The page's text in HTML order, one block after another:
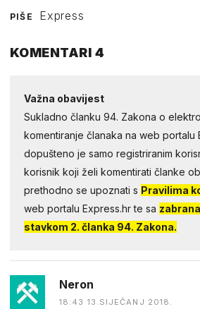
PIŠE Express
KOMENTARI 4
Važna obavijest
Sukladno članku 94. Zakona o
komentiranje članaka na web portalu
dopušteno je samo registriranim
korisnik koji želi komentirati članke
prethodno se upoznati s Pravilima
web portalu Express.hr te sa
stavkom 2. članka 94. Zakona.
Neron
18:43 13.SIJEČANJ 2018.